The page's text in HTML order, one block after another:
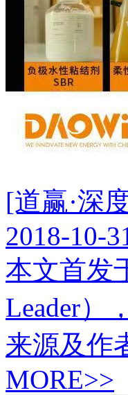
[道赢·深
2018-10-
本文首发
Leader）
来源及作
MORE>>